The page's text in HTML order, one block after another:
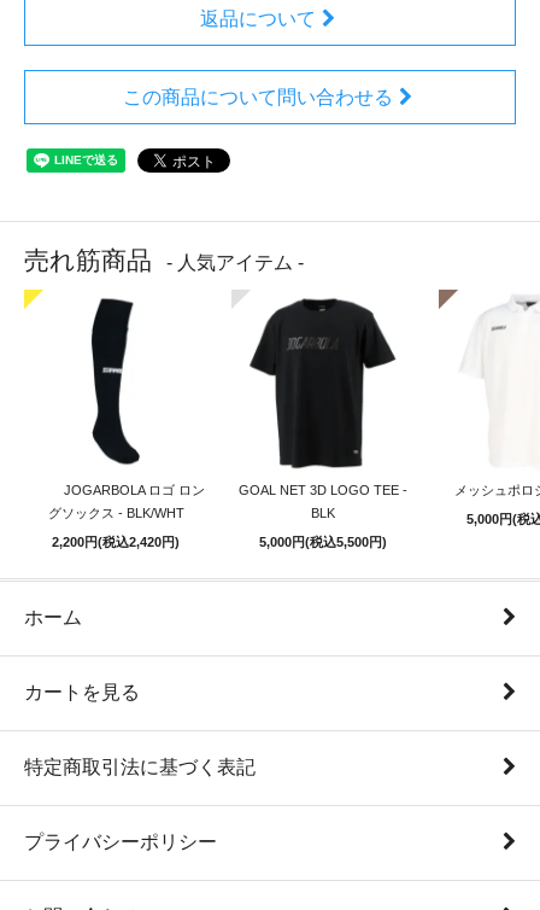
返品について
この商品について問い合わせる
売れ筋商品 - 人気アイテム -
JOGARBOLA ロゴ ロン
グソックス - BLK/WHT
2,200円(税込2,420円)
GOAL NET 3D LOGO TEE -
BLK
5,000円(税込5,500円)
メッシュポロ
5,000円(税
ホーム
カートを見る
特定商取引法に基づく表記
プライバシーポリシー